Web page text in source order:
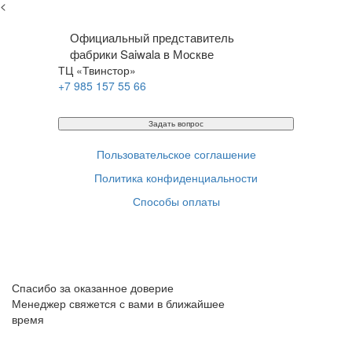
<
Официальный представитель
фабрики Saiwala в Москве
ТЦ «Твинстор»
+7 985 157 55 66
Задать вопрос
Пользовательское соглашение
Политика конфиденциальности
Способы оплаты
Спасибо за оказанное доверие
Менеджер свяжется с вами в ближайшее
время